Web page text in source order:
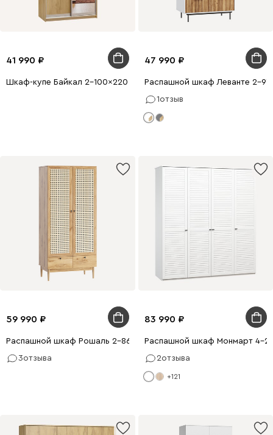
41 990
Шкаф-купе Байкал 2-100x220 Дуб Золотистый с зеркалом
47 990
Распашной шкаф Леванте 2-
1отзыв
59 990
Распашной шкаф Рошаль 2-86x190 Ротанг
3отзыва
83 990
Распашной шкаф Монмарт 4-
2отзыва
+121